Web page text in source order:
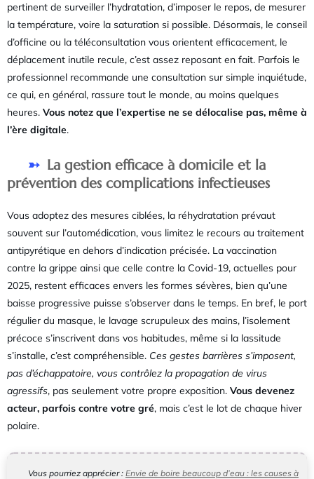
pertinent de surveiller l’hydratation, d’imposer le repos, de mesurer
la température, voire la saturation si possible. Désormais, le conseil
d’officine ou la téléconsultation vous orientent efficacement, le
déplacement inutile recule, c’est assez reposant en fait. Parfois le
professionnel recommande une consultation sur simple inquiétude,
ce qui, en général, rassure tout le monde, au moins quelques
heures. Vous notez que l’expertise ne se délocalise pas, même à
l’ère digitale.
La gestion efficace à domicile et la
prévention des complications infectieuses
Vous adoptez des mesures ciblées, la réhydratation prévaut
souvent sur l’automédication, vous limitez le recours au traitement
antipyrétique en dehors d’indication précisée. La vaccination
contre la grippe ainsi que celle contre la Covid-19, actuelles pour
2025, restent efficaces envers les formes sévères, bien qu’une
baisse progressive puisse s’observer dans le temps. En bref, le port
régulier du masque, le lavage scrupuleux des mains, l’isolement
précoce s’inscrivent dans vos habitudes, même si la lassitude
s’installe, c’est compréhensible. Ces gestes barrières s’imposent,
pas d’échappatoire, vous contrôlez la propagation de virus
agressifs, pas seulement votre propre exposition. Vous devenez
acteur, parfois contre votre gré, mais c’est le lot de chaque hiver
polaire.
Vous pourriez apprécier : Envie de boire beaucoup d’eau : les causes à